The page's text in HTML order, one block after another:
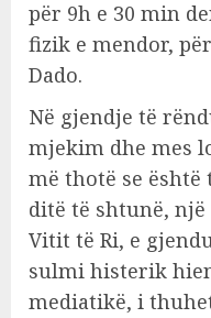
për 9h e 30 min
fizik e mendor,
Dado.
Në gjendje të
mjekim dhe mes
më thotë se
ditë të shtunë,
Vitit të Ri, e
sulmi histerik
mediatikë, i